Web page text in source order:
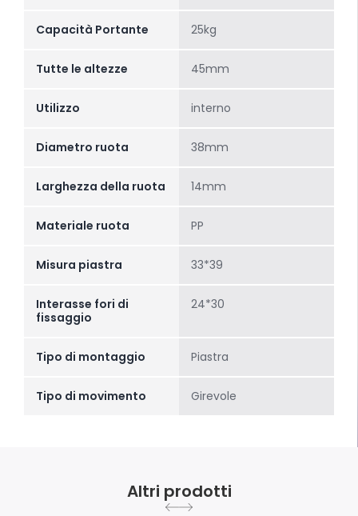
Capacità Portante 25kg
Tutte le altezze 45mm
Utilizzo interno
Diametro ruota 38mm
Larghezza della ruota 14mm
Materiale ruota PP
Misura piastra 33*39
Interasse fori di
fissaggio
24*30
Tipo di montaggio Piastra
Tipo di movimento Girevole
Altri prodotti